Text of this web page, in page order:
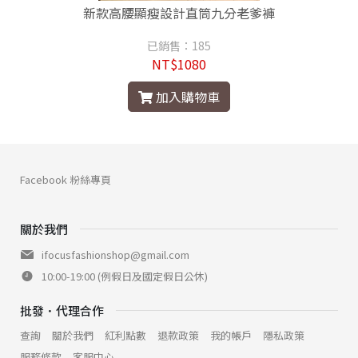
新款高腰顯瘦設計直筒九分老爹褲
已銷售：185
NT$1080
加入購物車
關於我們
ifocusfashionshop@gmail.com
10:00-19:00 (例假日及國定假日公休)
批發．代理合作
查詢 關於我們 紅利點數 退款政策 我的帳戶
隱私政策
Facebook 粉絲專頁